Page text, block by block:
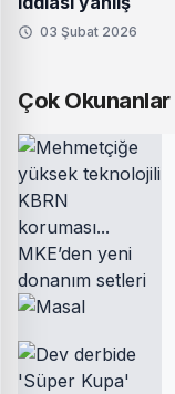
03 Şubat 2026
Çok Okunanlar